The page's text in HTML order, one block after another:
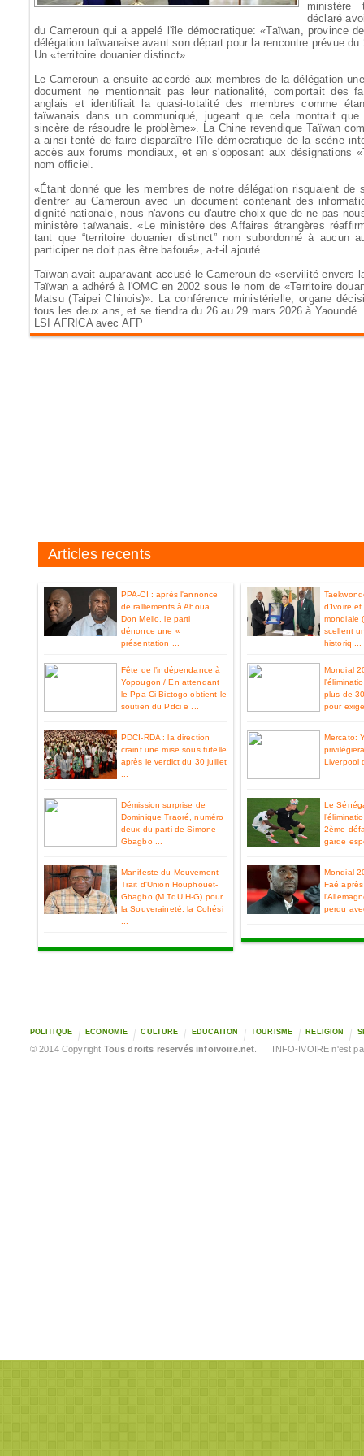
ministère
déclaré
du Cameroun qui a appelé l'île démocratique: «Taïwan, province
délégation taïwanaise avant son départ pour la rencontre prévue du
Un «territoire douanier distinct»
Le Cameroun a ensuite accordé aux membres de la délégation
document ne mentionnait pas leur nationalité, comportait des
anglais et identifiait la quasi-totalité des membres comme
taïwanais dans un communiqué, jugeant que cela montrait
sincère de résoudre le problème». La Chine revendique Taïwan
a ainsi tenté de faire disparaître l'île démocratique de la scène
accès aux forums mondiaux, et en s'opposant aux désignations
nom officiel.
«Étant donné que les membres de notre délégation risquaient
d'entrer au Cameroun avec un document contenant des
dignité nationale, nous n'avons eu d'autre choix que de ne pas
ministère taïwanais. «Le ministère des Affaires étrangères
tant que “territoire douanier distinct” non subordonné à aucun
participer ne doit pas être bafoué», a-t-il ajouté.
Taïwan avait auparavant accusé le Cameroun de «servilité envers
Taïwan a adhéré à l'OMC en 2002 sous le nom de «Territoire
Matsu (Taipei Chinois)». La conférence ministérielle, organe
tous les deux ans, et se tiendra du 26 au 29 mars 2026 à Yaoundé.
LSI AFRICA avec AFP
Articles recents
PPA-CI : après l'annonce
de ralliements à Ahoua
Don Mello, le parti
dénonce une «
présentation ...
Fête de l’indépendance à
Yopougon / En attendant
le Ppa-Ci Bictogo obtient le
soutien du Pdci e ...
PDCI-RDA : la direction
craint une mise sous tutelle
après le verdict du 30 juillet
Démission surprise de
Dominique Traoré, numéro
deux du parti de Simone
Gbagbo ...
Manifeste du Mouvement
Trait d'Union Houphouët-
Gbagbo (M.TdU H-G) pour
la Souveraineté, la Cohési
d’Ivoire
mondiale
scellent
historiq ...
Mondial
plus de
pour
Mercato:
Liverpool
Le
2ème
garde
Mondial
Faé
perdu
POLITIQUE ECONOMIE CULTURE EDUCATION TOURISME RELIGION
© 2014 Copyright Tous droits reservés infoivoire.net . INFO-IVOIRE n'est